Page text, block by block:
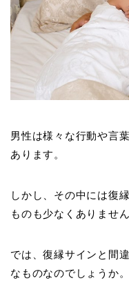
男性は様々な行動や言
あります。
しかし、その中には復
ものも少なくありません
では、復縁サインと間
なものなのでしょうか。